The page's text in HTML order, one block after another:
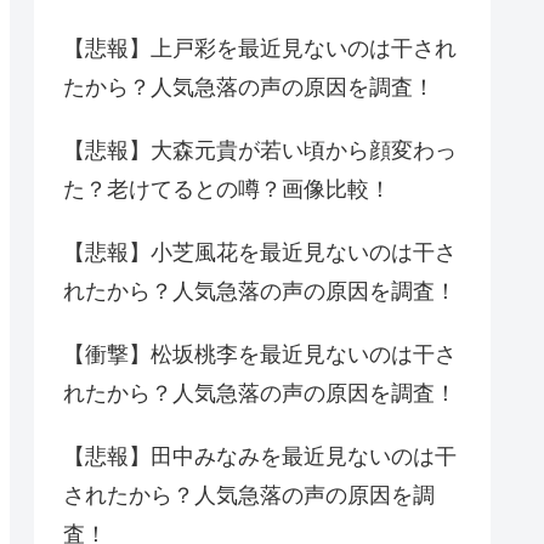
【悲報】上戸彩を最近見ないのは干され
たから？人気急落の声の原因を調査！
【悲報】大森元貴が若い頃から顔変わっ
た？老けてるとの噂？画像比較！
【悲報】小芝風花を最近見ないのは干さ
れたから？人気急落の声の原因を調査！
【衝撃】松坂桃李を最近見ないのは干さ
れたから？人気急落の声の原因を調査！
【悲報】田中みなみを最近見ないのは干
されたから？人気急落の声の原因を調
査！